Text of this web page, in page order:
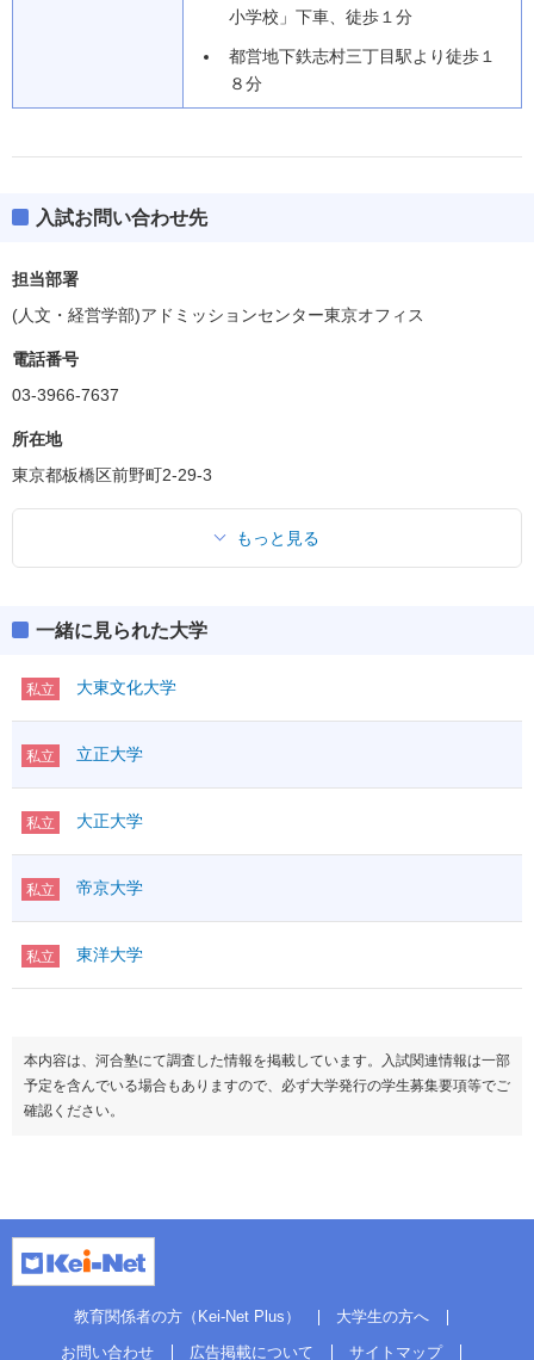
小学校」下車、徒歩１分
都営地下鉄志村三丁目駅より徒歩１
８分
入試お問い合わせ先
担当部署
(人文・経営学部)アドミッションセンター東京オフィス
電話番号
03-3966-7637
所在地
東京都板橋区前野町2-29-3
もっと見る
一緒に見られた大学
私立 大東文化大学
私立 立正大学
私立 大正大学
私立 帝京大学
私立 東洋大学
本内容は、河合塾にて調査した情報を掲載しています。入試関連情報は一部
予定を含んでいる場合もありますので、必ず大学発行の学生募集要項等でご
確認ください。
教育関係者の方（Kei-Net Plus）
大学生の方へ
お問い合わせ
広告掲載について サイトマップ